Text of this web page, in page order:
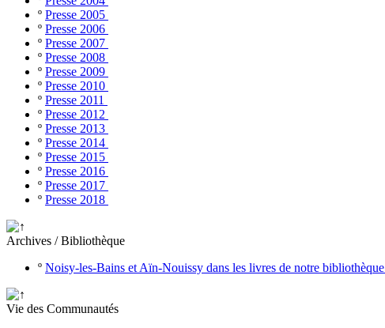
º Presse 2005
º Presse 2006
º Presse 2007
º Presse 2008
º Presse 2009
º Presse 2010
º Presse 2011
º Presse 2012
º Presse 2013
º Presse 2014
º Presse 2015
º Presse 2016
º Presse 2017
º Presse 2018
Archives / Bibliothèque
º Noisy-les-Bains et Aïn-Nouissy dans les livres de notre bibliothèque
Vie des Communautés